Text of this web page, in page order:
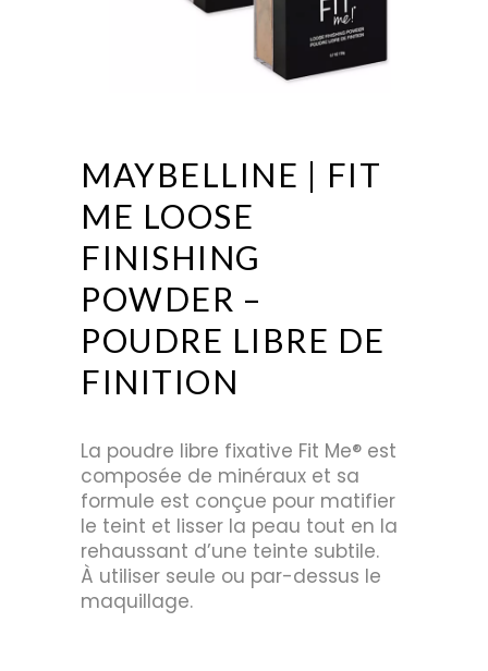
MAYBELLINE | FIT
ME LOOSE
FINISHING
POWDER –
POUDRE LIBRE DE
FINITION
La poudre libre fixative Fit Me® est
composée de minéraux et sa
formule est conçue pour matifier
le teint et lisser la peau tout en la
rehaussant d’une teinte subtile.
À utiliser seule ou par-dessus le
maquillage.